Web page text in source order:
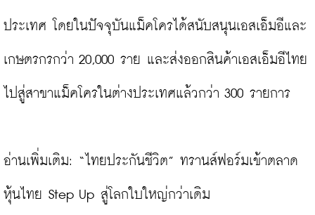
ประเทศ โดยในปัจจุบันแม็คโครได้สนับสนุนเอสเอ็มอีและ
เกษตรกรกว่า 20,000 ราย และส่งออกสินค้าเอสเอ็มอีไทย
ไปสู่สาขาแม็คโครในต่างประเทศแล้วกว่า 300 รายการ
อ่านเพิ่มเติม: “ไทยประกันชีวิต” ทรานส์ฟอร์มเข้าตลาด
หุ้นไทย Step Up สู่โลกใบใหญ่กว่าเดิม